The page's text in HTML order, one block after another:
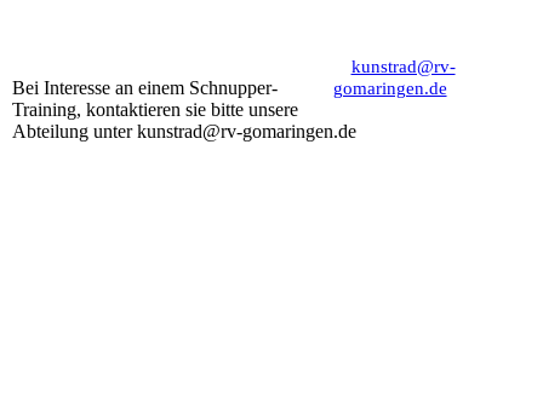
kunstrad@rv-
gomaringen.de
Bei Interesse an einem Schnupper-
Training, kontaktieren sie bitte unsere
Abteilung unter kunstrad@rv-gomaringen.de